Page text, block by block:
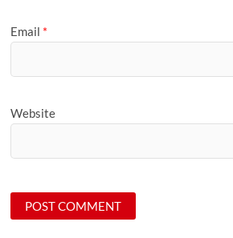
Email *
Website